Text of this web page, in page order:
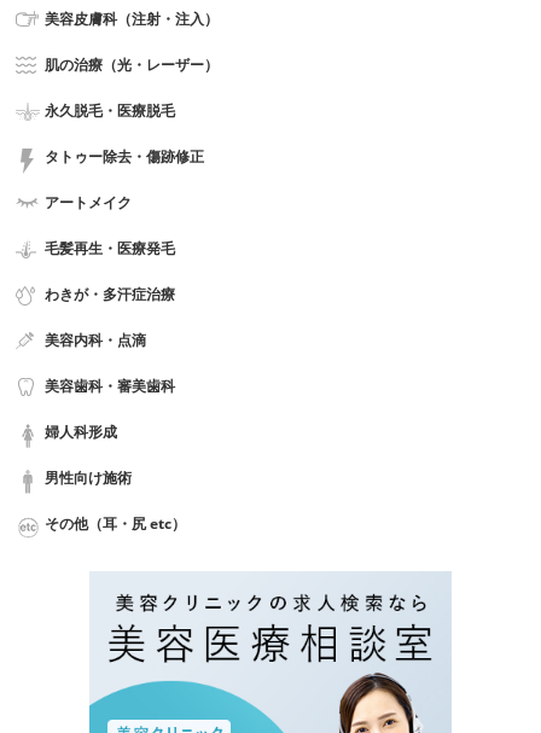
美容皮膚科（注射・注入）
肌の治療（光・レーザー）
永久脱毛・医療脱毛
タトゥー除去・傷跡修正
アートメイク
毛髪再生・医療発毛
わきが・多汗症治療
美容内科・点滴
美容歯科・審美歯科
婦人科形成
男性向け施術
その他（耳・尻 etc）